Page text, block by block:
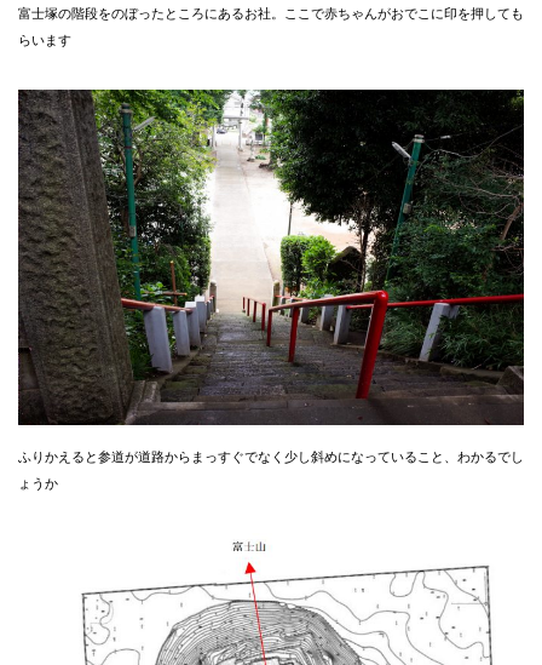
富士塚の階段をのぼったところにあるお社。ここで赤ちゃんがおでこに印を押しても
らいます
ふりかえると参道が道路からまっすぐでなく少し斜めになっていること、わかるでし
ょうか